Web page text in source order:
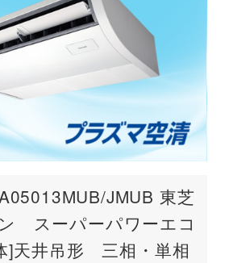
JMUB 東芝
スーパーパワーエコ
]天井吊形 三相・単相